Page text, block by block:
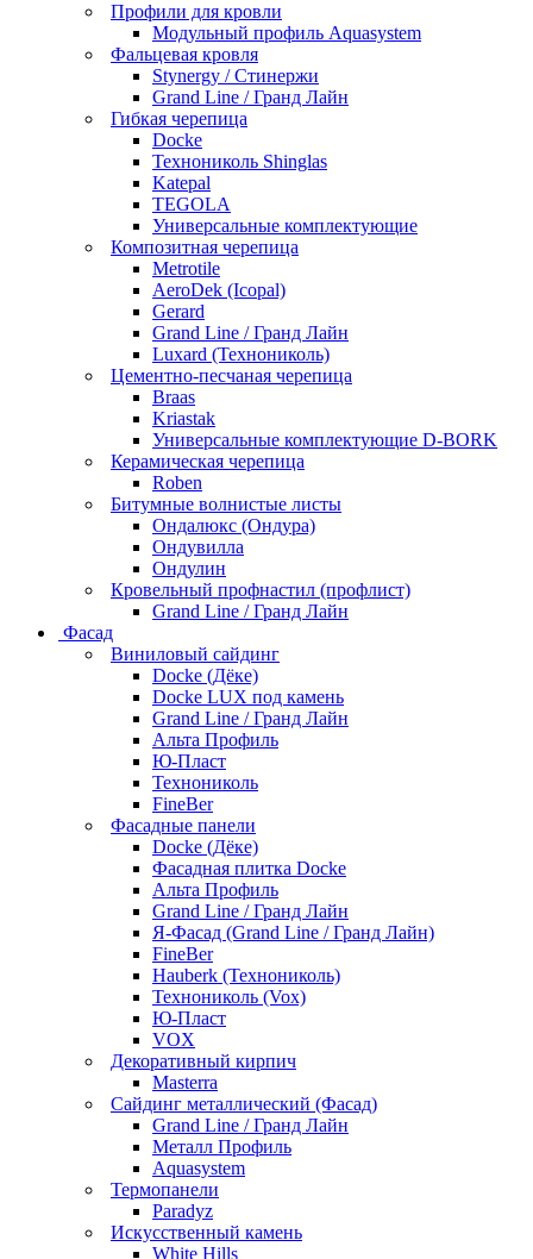
Профили для кровли
Модульный профиль Aquasystem
Фальцевая кровля
Stynergy / Стинержи
Grand Line / Гранд Лайн
Гибкая черепица
Docke
Технониколь Shinglas
Katepal
TEGOLA
Универсальные комплектующие
Композитная черепица
Metrotile
AeroDek (Icopal)
Gerard
Grand Line / Гранд Лайн
Luxard (Технониколь)
Цементно-песчаная черепица
Braas
Kriastak
Универсальные комплектующие D-BORK
Керамическая черепица
Roben
Битумные волнистые листы
Ондалюкс (Ондура)
Ондувилла
Ондулин
Кровельный профнастил (профлист)
Grand Line / Гранд Лайн
Фасад
Виниловый сайдинг
Docke (Дёке)
Docke LUX под камень
Grand Line / Гранд Лайн
Альта Профиль
Ю-Пласт
Технониколь
FineBer
Фасадные панели
Docke (Дёке)
Фасадная плитка Docke
Альта Профиль
Grand Line / Гранд Лайн
Я-Фасад (Grand Line / Гранд Лайн)
FineBer
Hauberk (Технониколь)
Технониколь (Vox)
Ю-Пласт
VOX
Декоративный кирпич
Masterra
Сайдинг металлический (Фасад)
Grand Line / Гранд Лайн
Металл Профиль
Aquasystem
Термопанели
Paradyz
Искусственный камень
White Hills